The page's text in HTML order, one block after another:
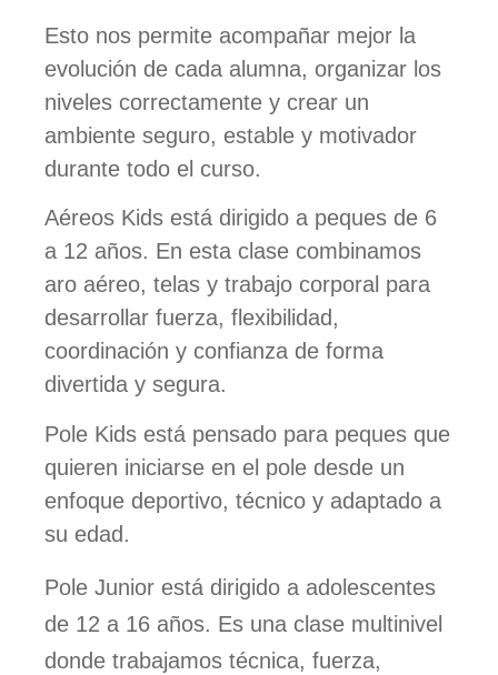
Esto nos permite acompañar mejor la
evolución de cada alumna, organizar los
niveles correctamente y crear un
ambiente seguro, estable y motivador
durante todo el curso.
Aéreos Kids está dirigido a peques de 6
a 12 años. En esta clase combinamos
aro aéreo, telas y trabajo corporal para
desarrollar fuerza, flexibilidad,
coordinación y confianza de forma
divertida y segura.
Pole Kids está pensado para peques que
quieren iniciarse en el pole desde un
enfoque deportivo, técnico y adaptado a
su edad.
Pole Junior está dirigido a adolescentes
de 12 a 16 años. Es una clase multinivel
donde trabajamos técnica, fuerza,